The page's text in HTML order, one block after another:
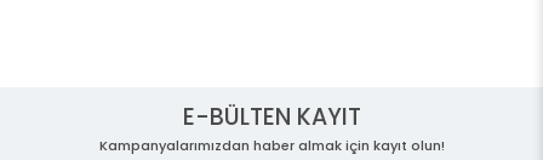
E-BÜLTEN KAYIT
Kampanyalarımızdan haber almak için kayıt olun!